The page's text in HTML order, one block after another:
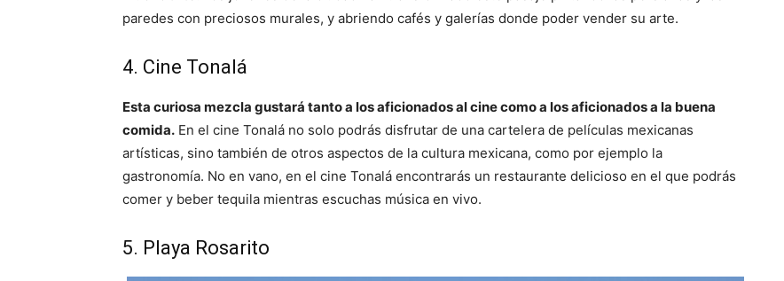
paredes con preciosos murales, y abriendo cafés y galerías donde poder vender su arte.
4. Cine Tonalá
Esta curiosa mezcla gustará tanto a los aficionados al cine como a los aficionados a la buena
comida. En el cine Tonalá no solo podrás disfrutar de una cartelera de películas mexicanas
artísticas, sino también de otros aspectos de la cultura mexicana, como por ejemplo la
gastronomía. No en vano, en el cine Tonalá encontrarás un restaurante delicioso en el que podrás
comer y beber tequila mientras escuchas música en vivo.
5. Playa Rosarito